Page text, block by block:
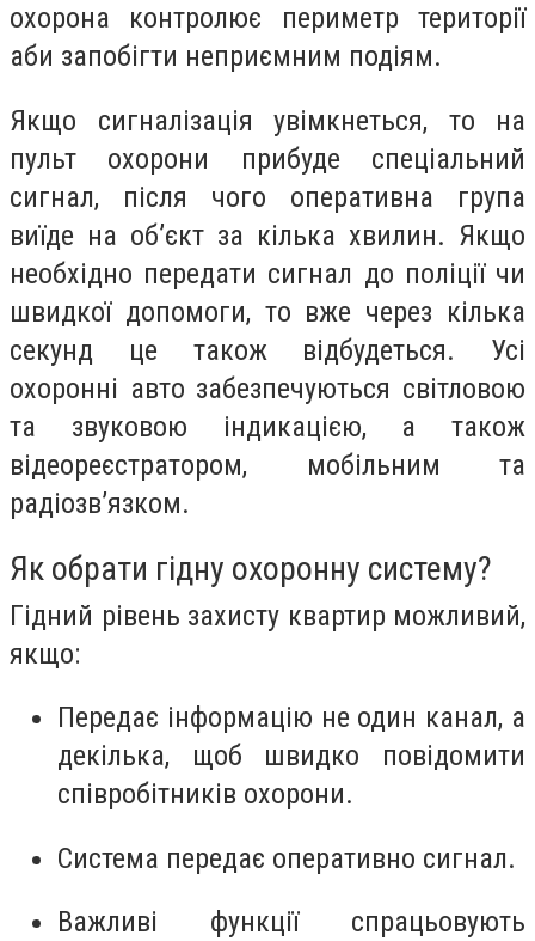
охорона контролює периметр території
аби запобігти неприємним подіям.
Якщо сигналізація увімкнеться, то на
пульт охорони прибуде спеціальний
сигнал, після чого оперативна група
виїде на об’єкт за кілька хвилин. Якщо
необхідно передати сигнал до поліції чи
швидкої допомоги, то вже через кілька
секунд це також відбудеться. Усі
охоронні авто забезпечуються світловою
та звуковою індикацією, а також
відеореєстратором, мобільним та
радіозв’язком.
Як обрати гідну охоронну систему?
Гідний рівень захисту квартир можливий,
якщо:
Передає інформацію не один канал, а
декілька, щоб швидко повідомити
співробітників охорони.
Система передає оперативно сигнал.
Важливі функції спрацьовують